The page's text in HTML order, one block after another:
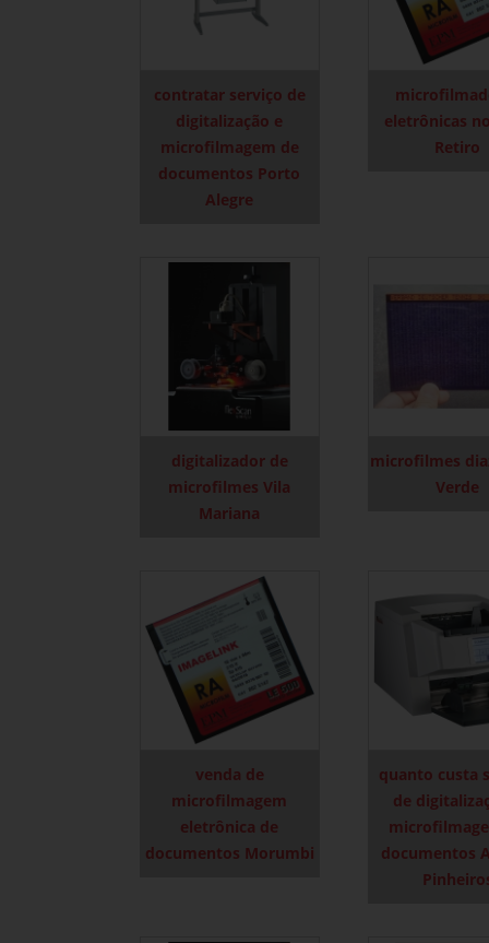
contratar serviço de
digitalização e
microfilmagem de
documentos Porto
Alegre
eletrônicas
Retiro
digitalizador de
microfilmes Vila
Mariana
microfilmes
Verde
venda de
microfilmagem
eletrônica de
documentos Morumbi
quanto custa
de
documentos